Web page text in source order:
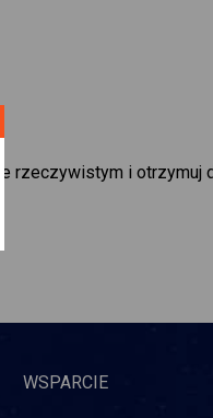
rzeczywistym i otrzymuj
WSPARCIE